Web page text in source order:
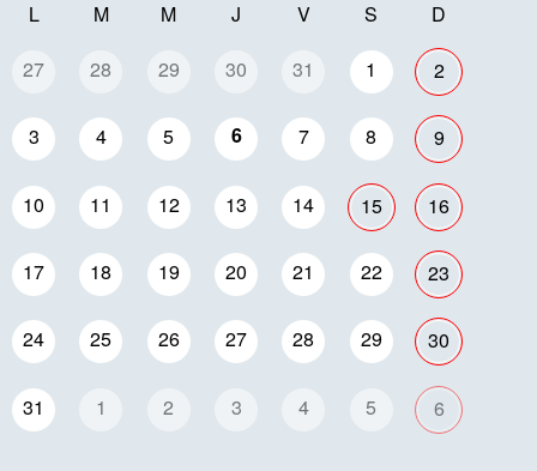
L M M J V S D
27 28 29 30 31 1 2
3 4 5 6 7 8 9
10 11 12 13 14 15 16
17 18 19 20 21 22 23
24 25 26 27 28 29 30
31 1 2 3 4 5 6